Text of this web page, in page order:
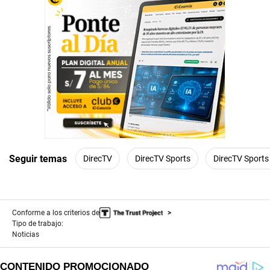
Seguir temas DirecTV DirecTV Sports DirecTV
Conforme a los criterios de
Tipo de trabajo:
Noticias